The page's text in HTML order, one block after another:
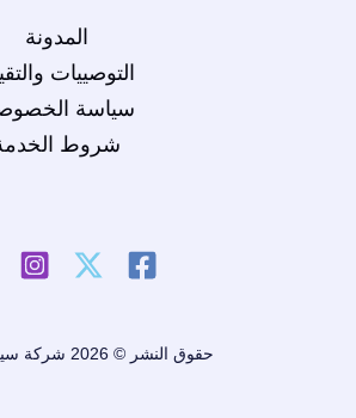
المدونة
التوصييات
سياسة
شروط
حقوق النشر © 2026 شركة سيو برو